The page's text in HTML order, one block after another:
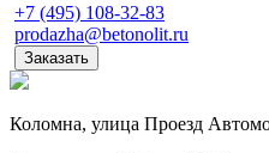
+7 (495) 108-32-83
prodazha@betonolit.ru
Заказать
Коломна, улица Проезд